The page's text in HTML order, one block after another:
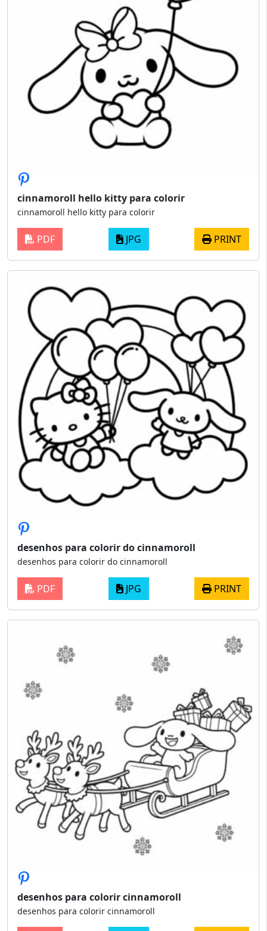
cinnamoroll hello kitty para colorir
cinnamoroll hello kitty para colorir
PDF JPG PRINT
desenhos para colorir do cinnamoroll
desenhos para colorir do cinnamoroll
PDF JPG PRINT
desenhos para colorir cinnamoroll
desenhos para colorir cinnamoroll